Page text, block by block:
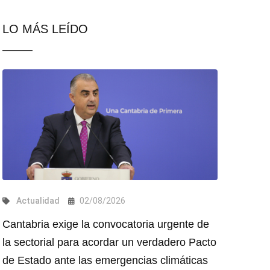
LO MÁS LEÍDO
Actualidad 02/08/2026
Cantabria exige la convocatoria urgente de
la sectorial para acordar un verdadero Pacto
de Estado ante las emergencias climáticas